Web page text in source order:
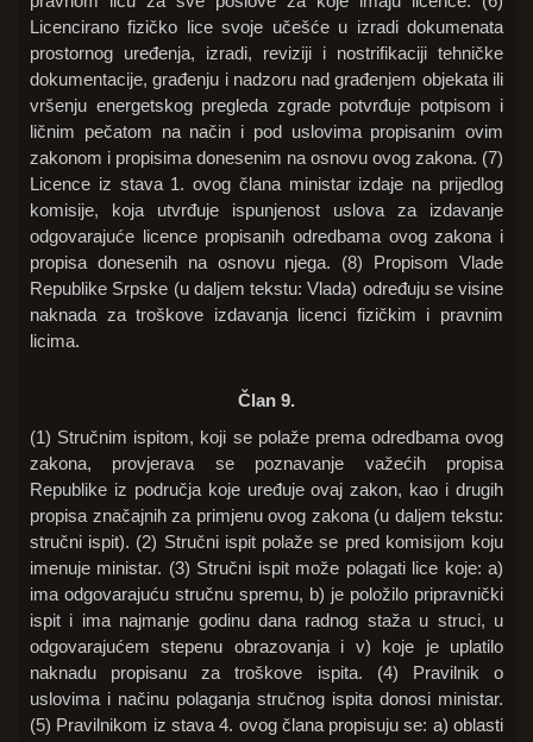
Licencirano fizičko lice svoje učešće u izradi dokumenata
prostornog uređenja, izradi, reviziji i nostrifikaciji tehničke
dokumentacije, građenju i nadzoru nad građenjem objekata ili
vršenju energetskog pregleda zgrade potvrđuje potpisom i
ličnim pečatom na način i pod uslovima propisanim ovim
zakonom i propisima donesenim na osnovu ovog zakona. (7)
Licence iz stava 1. ovog člana ministar izdaje na prijedlog
komisije, koja utvrđuje ispunjenost uslova za izdavanje
odgovarajuće licence propisanih odredbama ovog zakona i
propisa donesenih na osnovu njega. (8) Propisom Vlade
Republike Srpske (u daljem tekstu: Vlada) određuju se visine
naknada za troškove izdavanja licenci fizičkim i pravnim
licima.
Član 9.
(1) Stručnim ispitom, koji se polaže prema odredbama ovog
zakona, provjerava se poznavanje važećih propisa
Republike iz područja koje uređuje ovaj zakon, kao i drugih
propisa značajnih za primjenu ovog zakona (u daljem tekstu:
stručni ispit). (2) Stručni ispit polaže se pred komisijom koju
imenuje ministar. (3) Stručni ispit može polagati lice koje: a)
ima odgovarajuću stručnu spremu, b) je položilo pripravnički
ispit i ima najmanje godinu dana radnog staža u struci, u
odgovarajućem stepenu obrazovanja i v) koje je uplatilo
naknadu propisanu za troškove ispita. (4) Pravilnik o
uslovima i načinu polaganja stručnog ispita donosi ministar.
(5) Pravilnikom iz stava 4. ovog člana propisuju se: a) oblasti